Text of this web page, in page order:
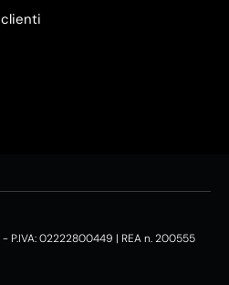
P.IVA: 02222800449 | REA n. 200555